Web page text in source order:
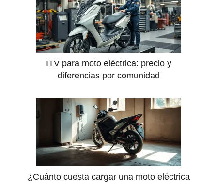
ITV para moto eléctrica: precio y
diferencias por comunidad
¿Cuánto cuesta cargar una moto eléctrica